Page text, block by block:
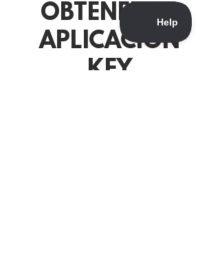
OBTENER LA
APLICACIÓN
KEY